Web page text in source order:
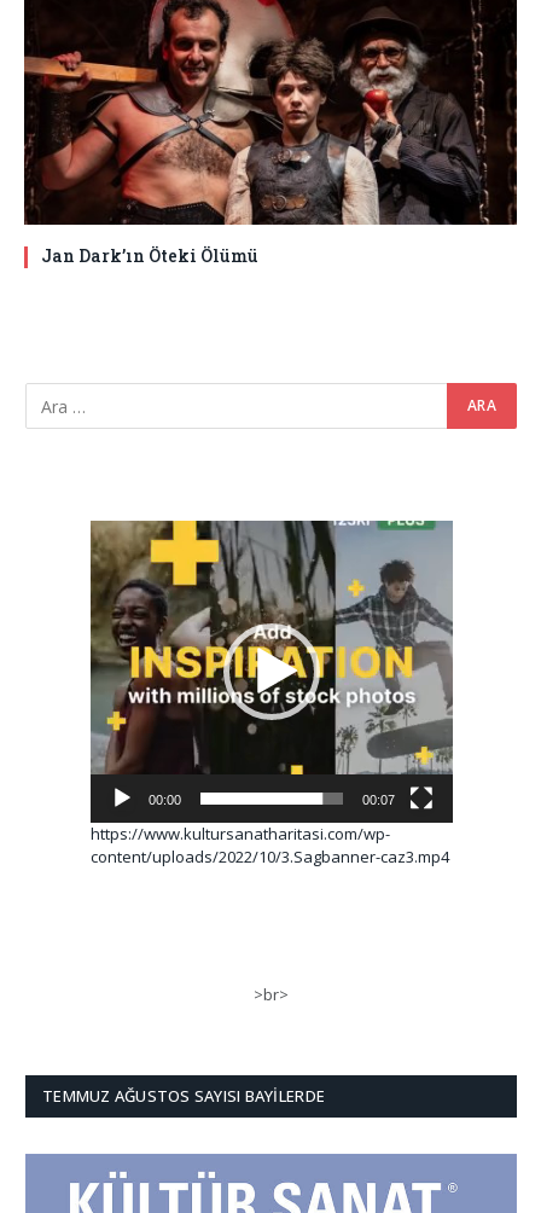
Jan Dark’ın Öteki Ölümü
Video
oynatıcı
00:00 00:07
https://www.kultursanatharitasi.com/wp-
content/uploads/2022/10/3.Sagbanner-caz3.mp4
>br>
TEMMUZ AĞUSTOS SAYISI BAYILERDE